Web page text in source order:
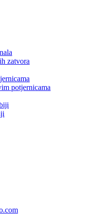
zatvora
potjernicama